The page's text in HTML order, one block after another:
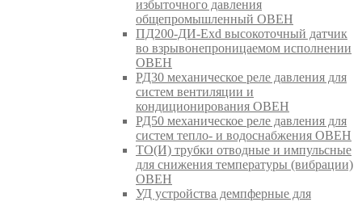
избыточного давления
общепромышленный ОВЕН
ПД200-ДИ-Exd высокоточный датчик
во взрывонепроницаемом исполнении
ОВЕН
РД30 механическое реле давления для
систем вентиляции и
кондиционирования ОВЕН
РД50 механическое реле давления для
систем тепло- и водоснабжения ОВЕН
ТО(И) трубки отводные и импульсные
для снижения температуры (вибрации)
ОВЕН
УД устройства демпферные для